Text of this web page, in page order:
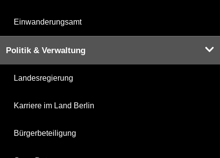
Einwanderungsamt
Politik & Verwaltung
Landesregierung
Karriere im Land Berlin
Bürgerbeteiligung